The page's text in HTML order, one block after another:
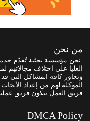
من نحن
نحن مؤسسة بحثية تُقدّم
العليا على اختلاف مجالاتهم
وتجاوز كافة المشاكل التي
الموكلة لهم من إعداد
فريق العمل يتكون فريق
DMCA Policy